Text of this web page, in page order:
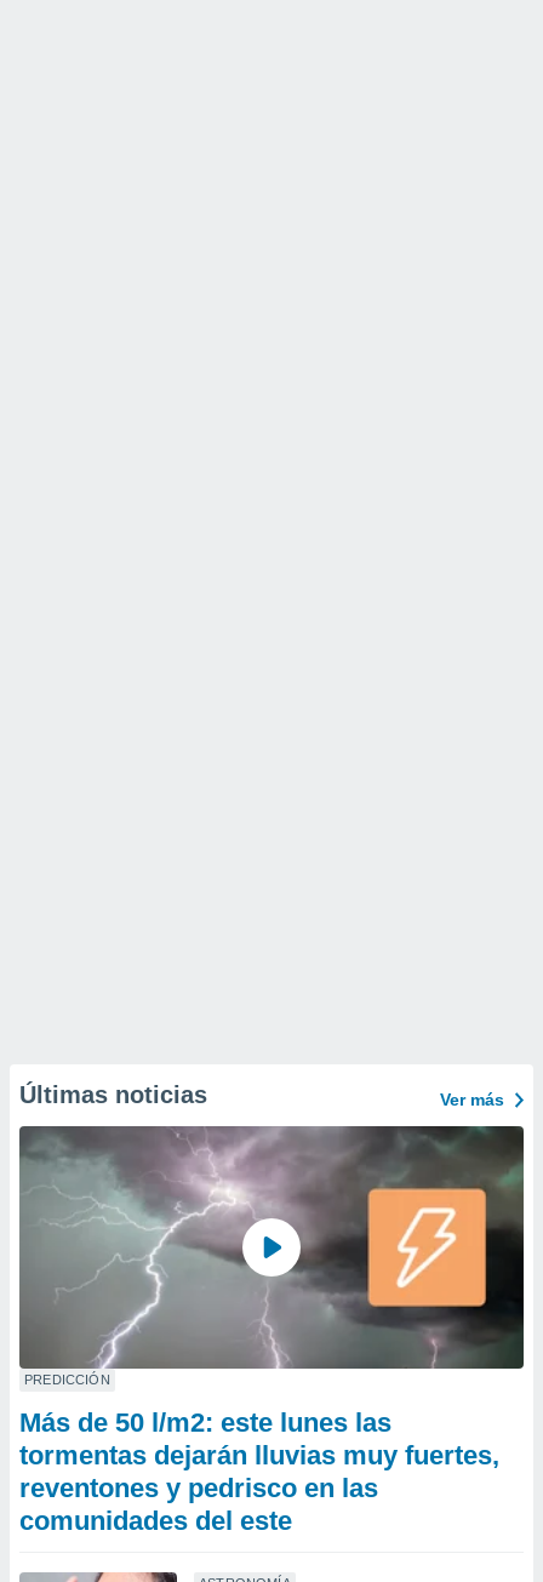
Últimas noticias Ver más
PREDICCIÓN
Más de 50 l/m2: este lunes las
tormentas dejarán lluvias muy fuertes,
reventones y pedrisco en las
comunidades del este